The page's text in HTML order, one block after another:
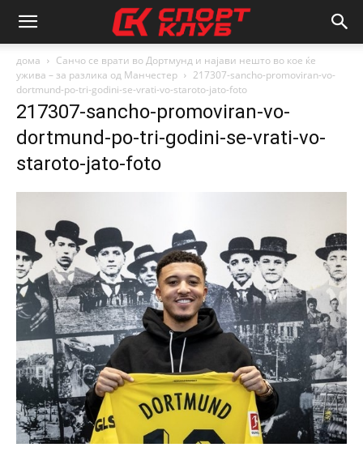
дома
Санчо се врати во Дортмунд и најави нешто во кое ќе
ужива – за разлика од Манчестер
217307-sancho-promoviran-vo-
dortmund-po-tri-godini-se-vrati-vo-staroto-jato-foto
217307-sancho-promoviran-vo-
dortmund-po-tri-godini-se-vrati-vo-
staroto-jato-foto